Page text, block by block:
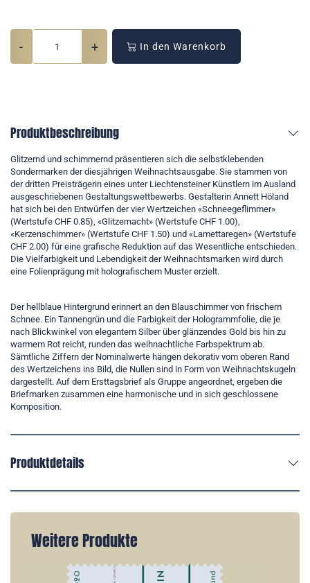
- + In den Warenkorb
Produktbeschreibung
Glitzernd und schimmernd präsentieren sich die selbstklebenden
Sondermarken der diesjährigen Weihnachtsausgabe. Sie stammen von
der dritten Preisträgerin eines unter Liechtensteiner Künstlern im Ausland
ausgeschriebenen Gestaltungswettbewerbs. Gestalterin Annett Höland
hat sich bei den Entwürfen der vier Wertzeichen «Schneegeflimmer»
(Wertstufe CHF 0.85), «Glitzernacht» (Wertstufe CHF 1.00),
«Kerzenschimmer» (Wertstufe CHF 1.50) und «Lamettaregen» (Wertstufe
CHF 2.00) für eine grafische Reduktion auf das Wesentliche entschieden.
Die Vielfarbigkeit und Lebendigkeit der Weihnachtsmarken wird durch
eine Folienprägung mit holografischem Muster erzielt.
Der hellblaue Hintergrund erinnert an den Blauschimmer von frischem
Schnee. Ein Tannengrün und die Farbigkeit der Hologrammfolie, die je
nach Blickwinkel von elegantem Silber über glänzendes Gold bis hin zu
warmem Rot reicht, runden das weihnachtliche Farbspektrum ab.
Sämtliche Ziffern der Nominalwerte hängen dekorativ vom oberen Rand
des Wertzeichens ins Bild, die Nullen sind in Form von Weihnachtskugeln
dargestellt. Auf dem Ersttagsbrief als Gruppe angeordnet, ergeben die
Briefmarken zusammen eine harmonische und in sich geschlossene
Komposition.
Produktdetails
Weitere Produkte